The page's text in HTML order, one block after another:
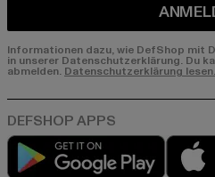
Informationen dazu, wie DefShop mit
in unserer Datenschutzerklärung. Du
abmelden. Datenschutzerklärung lesen.
Play